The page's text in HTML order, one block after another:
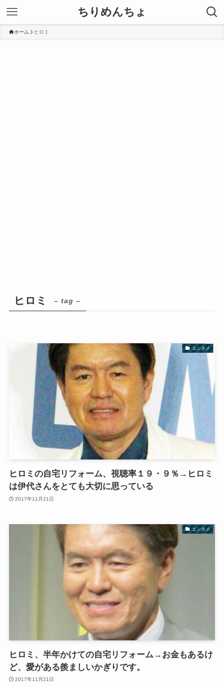
ちりめんちょ
ホーム ヒロミ
ヒロミ – tag –
エンタメ
ヒロミの自宅リフォーム、視聴率１９・９％→ヒロミ
は伊代さんをとても大切に思っている
2017年11月21日
エンタメ
ヒロミ、半年かけての自宅リフォーム→お金もあるけ
ど、愛がある羨ましいかぎりです。
2017年11月21日